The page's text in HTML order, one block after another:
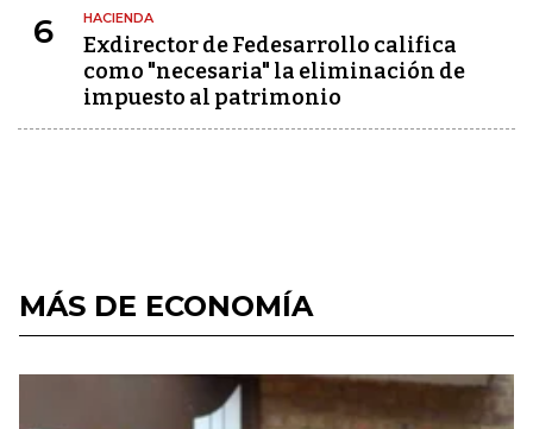
6 HACIENDA
Exdirector de Fedesarrollo califica
como "necesaria" la eliminación de
impuesto al patrimonio
MÁS DE ECONOMÍA